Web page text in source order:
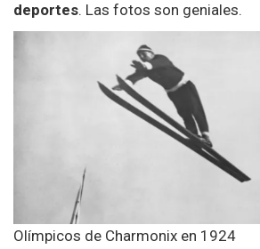
deportes. Las fotos son geniales.
Olímpicos de Charmonix en 1924